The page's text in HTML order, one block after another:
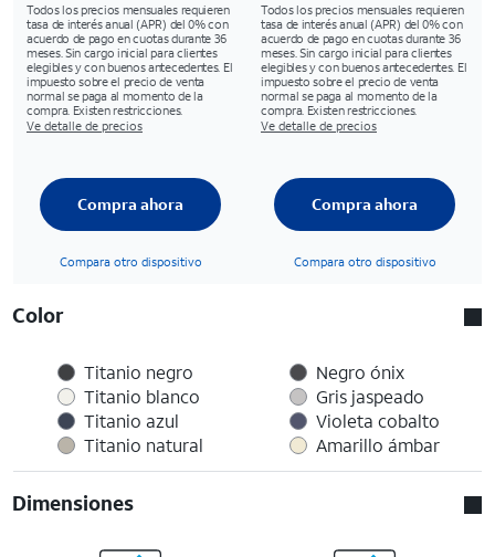
Todos los precios mensuales requieren
tasa de interés anual (APR) del 0% con
acuerdo de pago en cuotas durante 36
meses. Sin cargo inicial para clientes
elegibles y con buenos antecedentes. El
impuesto sobre el precio de venta
normal se paga al momento de la
compra. Existen restricciones.
Ve detalle de precios
Todos los precios mensuales requieren
tasa de interés anual (APR) del 0% con
acuerdo de pago en cuotas durante 36
meses. Sin cargo inicial para clientes
elegibles y con buenos antecedentes. El
impuesto sobre el precio de venta
normal se paga al momento de la
compra. Existen restricciones.
Ve detalle de precios
Compra ahora
Compara otro dispositivo
Compra ahora
Compara otro dispositivo
Color
Titanio negro
Titanio blanco
Titanio azul
Titanio natural
Negro ónix
Gris jaspeado
Violeta cobalto
Amarillo ámbar
Dimensiones